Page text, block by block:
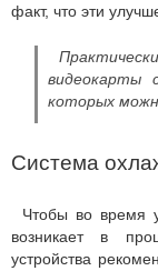
факт, что эти
видеокарты
которых
Система
Чтобы во время
возникает в
устройства